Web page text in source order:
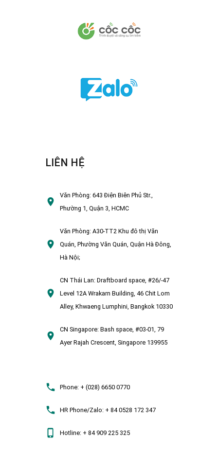
LIÊN HỆ
Văn Phòng:643 Điện Biên Phủ Str.,
Phường 1, Quận 3, HCMC
Văn Phòng:A30-TT2 Khu đô thị Văn
Quán, Phường Văn Quán, Quận Hà Đông,
Hà Nội;
CN Thái Lan: Draftboard space, #26/-47
Level 12A Wrakarn Building, 46 Chit Lom
Alley, Khwaeng Lumphini, Bangkok 10330
CN Singapore: Bash space, #03-01, 79
Ayer Rajah Crescent, Singapore 139955
Phone:+ (028) 6650 0770
HR Phone/Zalo:+ 84 0528 172 347
Hotline:+ 84 909 225 325